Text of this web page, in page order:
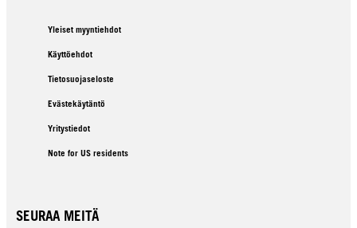
Yleiset myyntiehdot
Käyttöehdot
Tietosuojaseloste
Evästekäytäntö
Yritystiedot
Note for US residents
SEURAA MEITÄ